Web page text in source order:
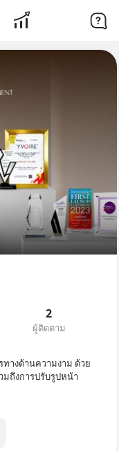
2
ผู้ติดตาม
ทางด้านความงาม ด้วย